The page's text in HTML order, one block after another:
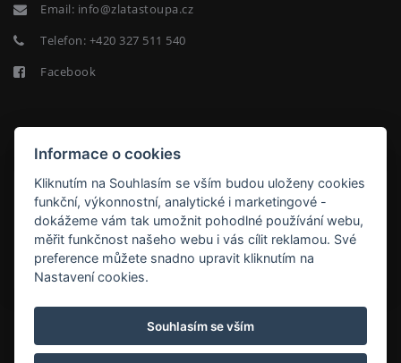
Email: info@zlatastoupa.cz
Telefon: +420 327 511 540
Facebook
NEWSLETTER
ODEBÍRAT
Informace o cookies
Kliknutím na Souhlasím se vším budou uloženy cookies
funkční, výkonnostní, analytické i marketingové -
dokážeme vám tak umožnit pohodlné používání webu,
měřit funkčnost našeho webu i vás cílit reklamou. Své
preference můžete snadno upravit kliknutím na
Nastavení cookies.
Souhlasím se vším